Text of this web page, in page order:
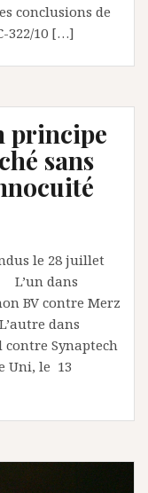
conclusions de
322/10 […]
principe
sans
le 28 juillet
L’un dans
BV contre Merz
dans
contre Synaptech
Uni, le 13